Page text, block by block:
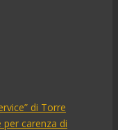
di Torre
per carenza di